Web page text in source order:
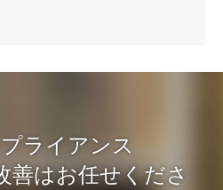
ライアンス
善はお任せくださ